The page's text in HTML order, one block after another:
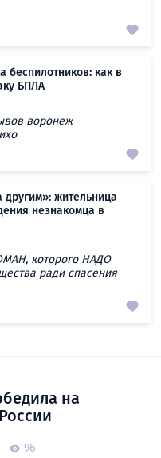
беспилотников: как в
БПЛА
воронеж
жительница
незнакомца в
которого НАДО
ради спасения
на
96